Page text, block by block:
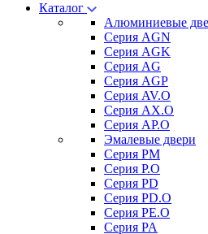
Каталог
Алюминиевые
Серия AGN
Серия AGK
Серия AG
Серия AGP
Серия AV.O
Серия AX.O
Серия AP.O
Эмалевые двери
Серия PM
Серия P.O
Серия PD
Серия PD.O
Серия PE.O
Серия PA